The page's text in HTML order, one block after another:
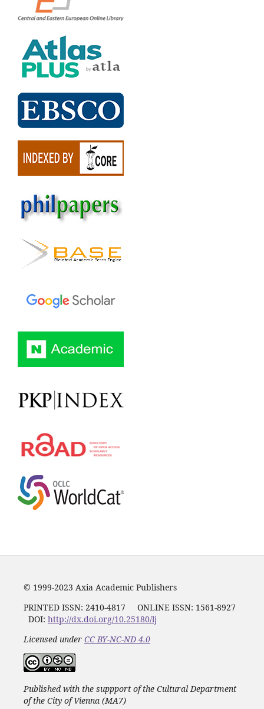
© 1999-2023 Axia Academic Publishers
PRINTED ISSN: 2410-4817 ONLINE ISSN: 1561-8927
DOI: http://dx.doi.org/10.25180/lj
Licensed under CC BY-NC-ND 4.0
Published with the suppport of the Cultural Department
of the City of Vienna (MA7)